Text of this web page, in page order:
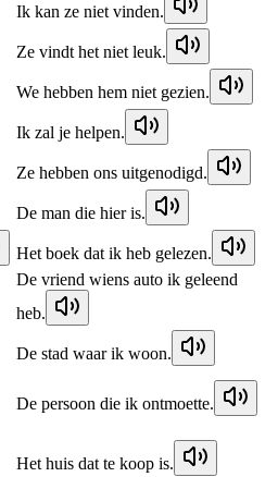
Ik kan ze niet vinden.
Ze vindt het niet leuk.
We hebben hem niet gezien.
Ik zal je helpen.
Ze hebben ons uitgenodigd.
De man die hier is.
Het boek dat ik heb gelezen.
De vriend wiens auto ik geleend
heb.
De stad waar ik woon.
De persoon die ik ontmoette.
Het huis dat te koop is.